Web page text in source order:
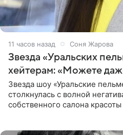
11 часов назад Соня Жарова
Звезда «Уральских
хейтерам: «Можете
Звезда шоу «Уральские
столкнулась с волной
собственного салона